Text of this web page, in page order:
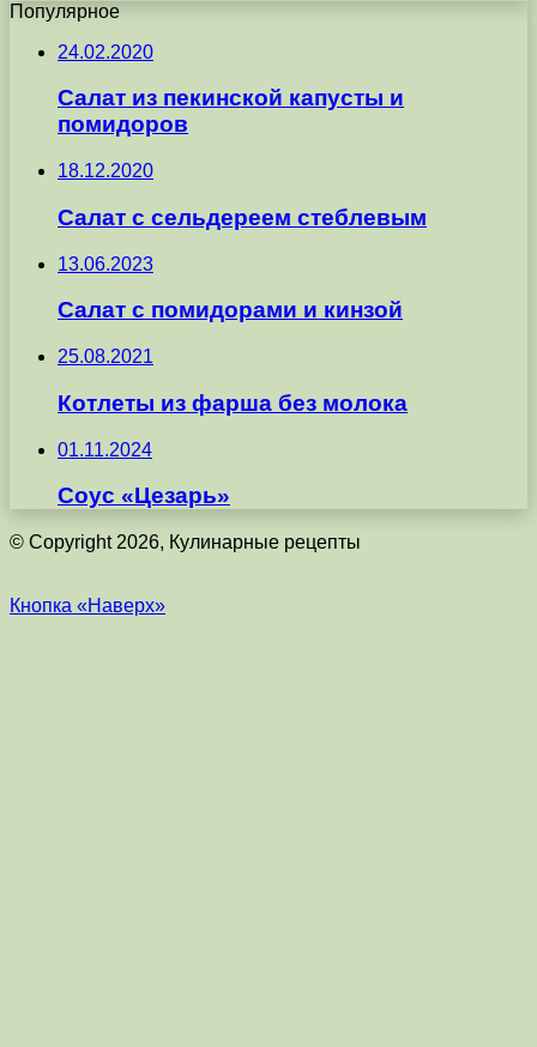
Популярное
24.02.2020
Салат из пекинской капусты и
помидоров
18.12.2020
Салат с сельдереем стеблевым
13.06.2023
Салат с помидорами и кинзой
25.08.2021
Котлеты из фарша без молока
01.11.2024
Соус «Цезарь»
© Copyright 2026, Кулинарные рецепты
Кнопка «Наверх»